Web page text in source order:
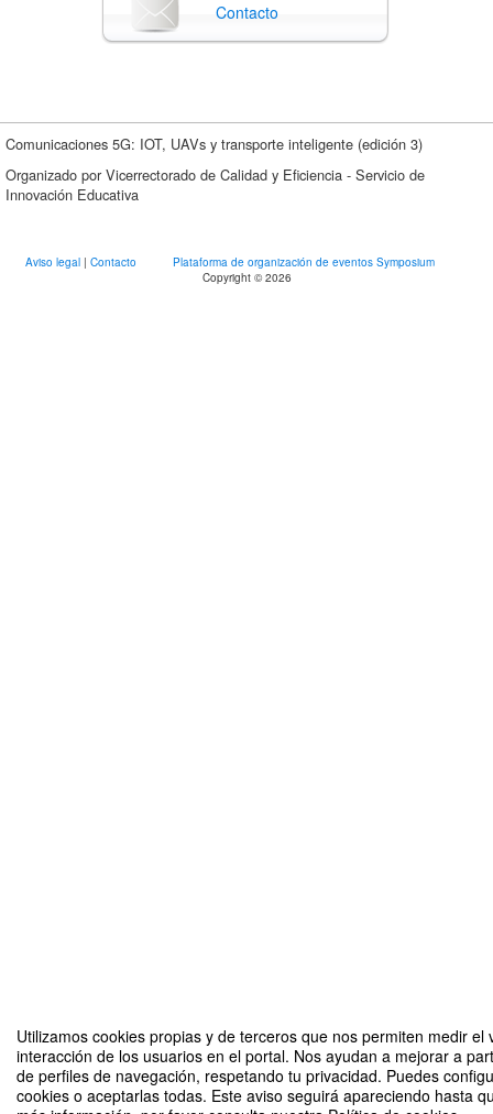
Utilizamos cookies propias y de terceros que nos permiten medir el
interacción de los usuarios en el portal. Nos ayudan a mejorar a
de perfiles de navegación, respetando tu privacidad. Puedes
cookies o aceptarlas todas. Este aviso seguirá apareciendo hasta
Contacto
Comunicaciones 5G: IOT, UAVs y transporte inteligente (edición 3)
Organizado por Vicerrectorado de Calidad y Eficiencia - Servicio de
Innovación Educativa
Aviso legal | Contacto
Plataforma de organización de eventos Symposium
Copyright © 2026